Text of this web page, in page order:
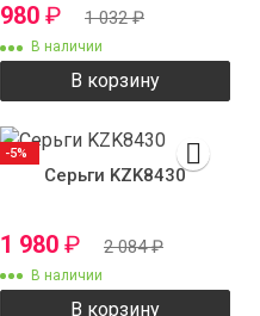
980 ₽ 1 032₽
В наличии
В корзину
Серьги KZK8430
1 980 ₽ 2 084₽
В наличии
В корзину
-5%